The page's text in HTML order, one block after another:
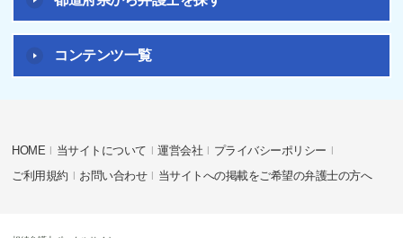
コンテンツ一覧
HOME 当サイトについて 運営会社
プライバシーポリシー
ご利用規約
お問い合わせ 当サイトへの掲載をご希望の弁護士の方へ